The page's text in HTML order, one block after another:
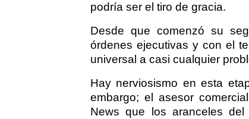
podría ser el tiro de gracia.
Desde que comenzó su
órdenes ejecutivas y con el
universal a casi cualquier
Hay nerviosismo en esta
embargo; el asesor
News que los aranceles